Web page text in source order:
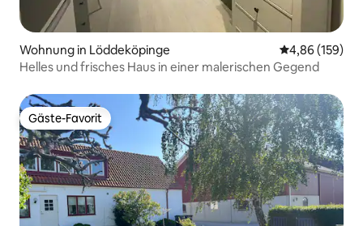
Wohnung in Löddeköpinge
4,86 (159)
Helles und frisches Haus in einer malerischen Gegend
Gäste-Favorit
Gäste-Favorit